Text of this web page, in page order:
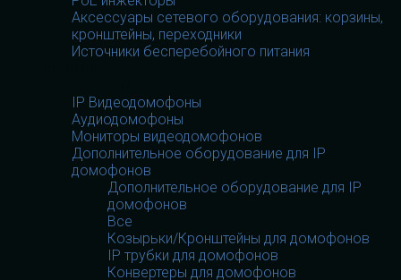
Аксессуары сетевого оборудования: корзины,
кронштейны, переходники
Источники бесперебойного питания
IP Видеодомофоны
Аудиодомофоны
Мониторы видеодомофонов
Дополнительное оборудование для IP
домофонов
Дополнительное оборудование для IP
домофонов
Все
Козырьки/Кронштейны для домофонов
IP трубки для домофонов
Конвертеры для домофонов